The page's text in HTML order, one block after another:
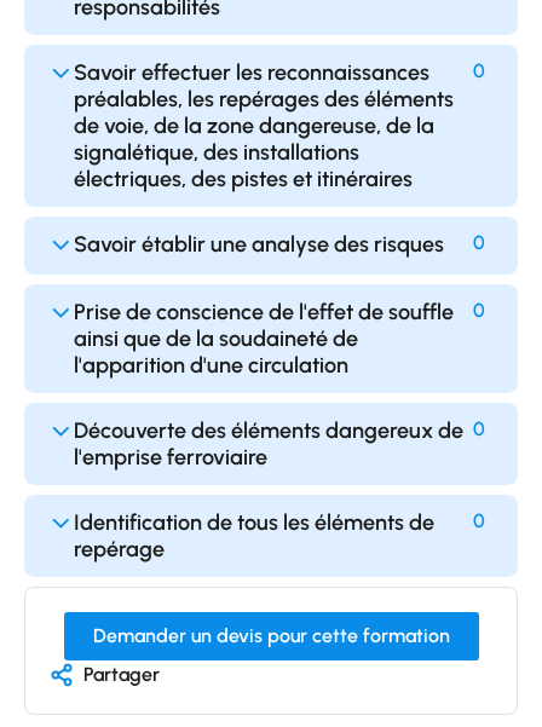
responsabilités
Savoir effectuer les reconnaissances
préalables, les repérages des éléments
de voie, de la zone dangereuse, de la
signalétique, des installations
électriques, des pistes et itinéraires
0
Savoir établir une analyse des risques 0
Prise de conscience de l'effet de souffle
ainsi que de la soudaineté de
l'apparition d'une circulation
0
Découverte des éléments dangereux de
l'emprise ferroviaire
0
Identification de tous les éléments de
repérage
0
Demander un devis pour cette formation
Partager